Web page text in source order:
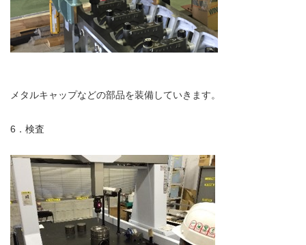
メタルキャップなどの部品を装備していきます。
6．検査